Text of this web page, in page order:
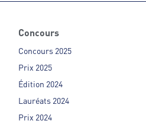
Concours
Concours 2025
Prix 2025
Édition 2024
Lauréats 2024
Prix 2024